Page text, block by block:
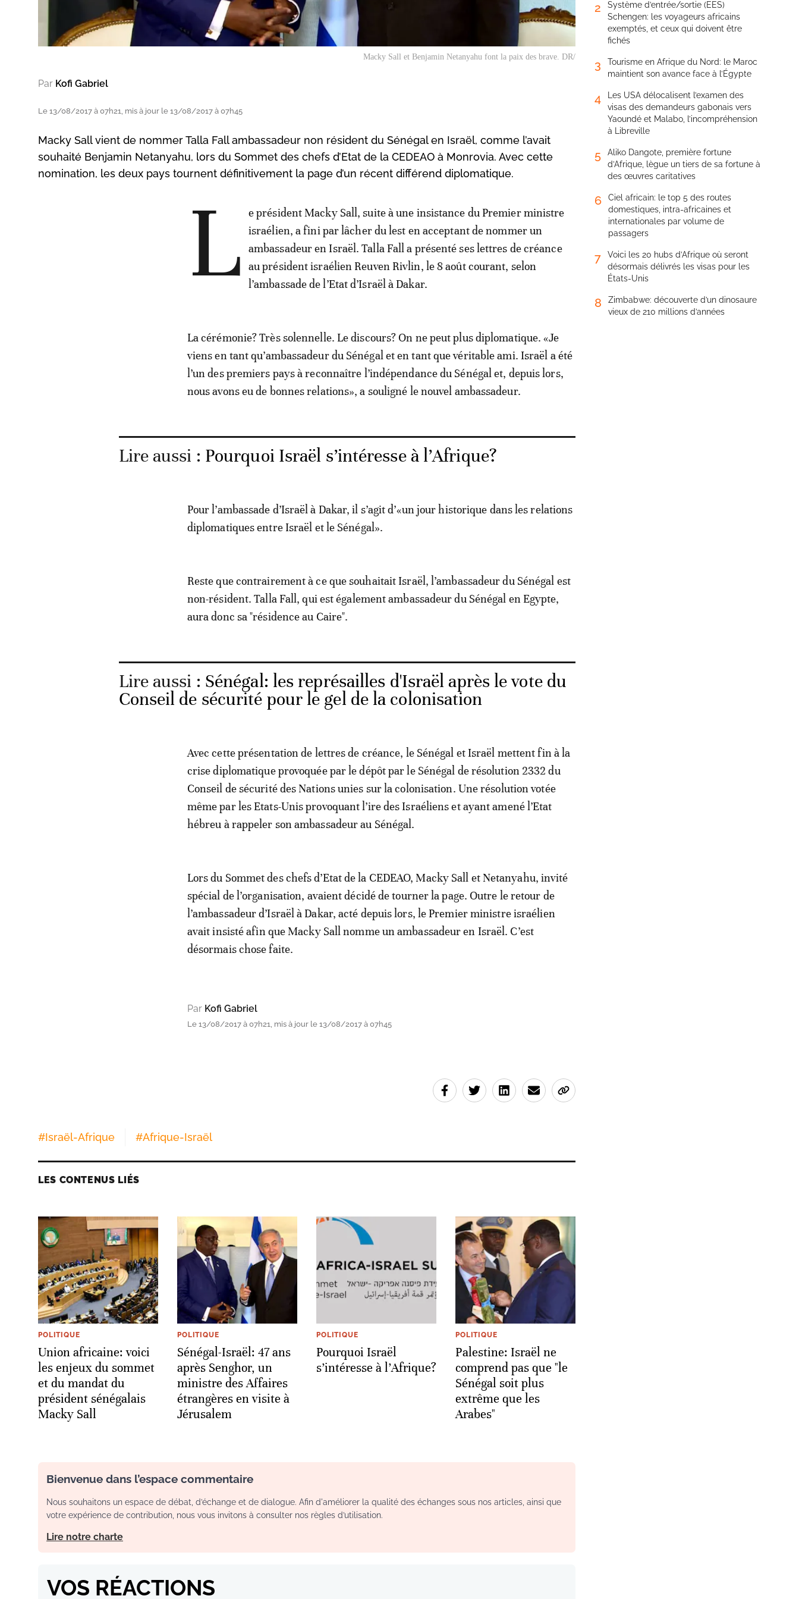
Macky Sall et Benjamin Netanyahu font la paix des brave. DR/
Par Kofi Gabriel
Le 13/08/2017 à 07h21, mis à jour le 13/08/2017 à 07h45
Macky Sall vient de nommer Talla Fall ambassadeur non résident du Sénégal en Israël, comme l’avait
souhaité Benjamin Netanyahu, lors du Sommet des chefs d’Etat de la CEDEAO à Monrovia. Avec cette
nomination, les deux pays tournent définitivement la page d’un récent différend diplomatique.
L
e président Macky Sall, suite à une insistance du Premier ministre
israélien, a fini par lâcher du lest en acceptant de nommer un
ambassadeur en Israël. Talla Fall a présenté ses lettres de créance
au président israélien Reuven Rivlin, le 8 août courant, selon
l’ambassade de l’Etat d’Israël à Dakar.
La cérémonie? Très solennelle. Le discours? On ne peut plus diplomatique. «Je
viens en tant qu’ambassadeur du Sénégal et en tant que véritable ami. Israël a été
l’un des premiers pays à reconnaître l’indépendance du Sénégal et, depuis lors,
nous avons eu de bonnes relations», a souligné le nouvel ambassadeur.
Lire aussi : Pourquoi Israël s’intéresse à l’Afrique?
Pour l’ambassade d’Israël à Dakar, il s’agit d’«un jour historique dans les relations
diplomatiques entre Israël et le Sénégal».
Reste que contrairement à ce que souhaitait Israël, l’ambassadeur du Sénégal est
non-résident. Talla Fall, qui est également ambassadeur du Sénégal en Egypte,
aura donc sa "résidence au Caire".
Lire aussi : Sénégal: les représailles d'Israël après le vote du
Conseil de sécurité pour le gel de la colonisation
Avec cette présentation de lettres de créance, le Sénégal et Israël mettent fin à la
crise diplomatique provoquée par le dépôt par le Sénégal de résolution 2332 du
Conseil de sécurité des Nations unies sur la colonisation. Une résolution votée
même par les Etats-Unis provoquant l’ire des Israéliens et ayant amené l’Etat
hébreu à rappeler son ambassadeur au Sénégal.
Lors du Sommet des chefs d’Etat de la CEDEAO, Macky Sall et Netanyahu, invité
spécial de l’organisation, avaient décidé de tourner la page. Outre le retour de
l’ambassadeur d’Israël à Dakar, acté depuis lors, le Premier ministre israélien
avait insisté afin que Macky Sall nomme un ambassadeur en Israël. C’est
désormais chose faite.
Par Kofi Gabriel
Le 13/08/2017 à 07h21, mis à jour le 13/08/2017 à 07h45
#Israël-Afrique #Afrique-Israël
LES CONTENUS LIÉS
POLITIQUE
Union africaine: voici
les enjeux du sommet
et du mandat du
président sénégalais
Macky Sall
POLITIQUE
Sénégal-Israël: 47 ans
après Senghor, un
ministre des Affaires
étrangères en visite à
Jérusalem
POLITIQUE
Pourquoi Israël
s’intéresse à l’Afrique?
POLITIQUE
Palestine: Israël ne
comprend pas que "le
Sénégal soit plus
extrême que les
Arabes"
Bienvenue dans l’espace commentaire
Nous souhaitons un espace de débat, d’échange et de dialogue. Afin d'améliorer la qualité des échanges sous nos articles, ainsi que
votre expérience de contribution, nous vous invitons à consulter nos règles d’utilisation.
Lire notre charte
VOS RÉACTIONS
2
Système d’entrée/sortie (EES)
Schengen: les voyageurs africains
exemptés, et ceux qui doivent être
fichés
3
Tourisme en Afrique du Nord: le Maroc
maintient son avance face à l’Égypte
4
Les USA délocalisent l’examen des
visas des demandeurs gabonais vers
Yaoundé et Malabo, l’incompréhension
à Libreville
5
Aliko Dangote, première fortune
d’Afrique, lègue un tiers de sa fortune à
des œuvres caritatives
6
Ciel africain: le top 5 des routes
domestiques, intra-africaines et
internationales par volume de
passagers
7
Voici les 20 hubs d’Afrique où seront
désormais délivrés les visas pour les
États-Unis
8
Zimbabwe: découverte d’un dinosaure
vieux de 210 millions d’années